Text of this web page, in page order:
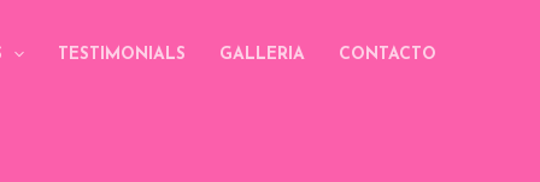
TESTIMONIALS GALLERIA CONTACTO